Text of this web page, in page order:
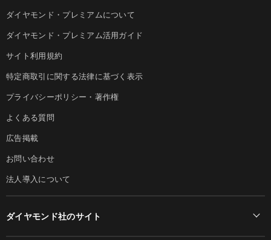
ダイヤモンド・プレミアムについて
ダイヤモンド・プレミアム活用ガイド
サイト利用規約
特定商取引に関する法律に基づく表示
プライバシーポリシー・著作権
よくある質問
広告掲載
お問い合わせ
法人導入について
ダイヤモンド社のサイト